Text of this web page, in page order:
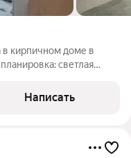
в кирпичном доме в
светлая
мелочей: есть и
Написать